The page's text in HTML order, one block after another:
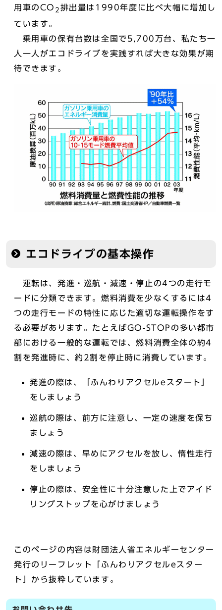
用車のCO 2 排出量は1990年度に比べ大幅に増加し
ています。
乗用車の保有台数は全国で5,700万台、私たち一
人一人がエコドライブを実践すれば大きな効果が期
待できます。
エコドライブの基本操作
運転は、発進・巡航・減速・停止の4つの走行モ
ードに分類できます。燃料消費を少なくするには4
つの走行モードの特性に応じた適切な運転操作をす
る必要があります。たとえばGO-STOPの多い都市
部における一般的な運転では、燃料消費全体の約4
割を発進時に、約2割を停止時に消費しています。
発進の際は、「ふんわりアクセルeスタート」
をしましょう
巡航の際は、前方に注意し、一定の速度を保ち
ましょう
減速の際は、早めにアクセルを放し、惰性走行
をしましょう
停止の際は、安全性に十分注意した上でアイド
リングストップを心がけましょう
このページの内容は財団法人省エネルギーセンター
発行のリーフレット「ふんわりアクセルeスター
ト」から抜粋しています。